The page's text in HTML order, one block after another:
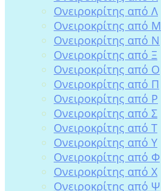
Ονειροκρίτης από Λ
Ονειροκρίτης από Μ
Ονειροκρίτης από Ν
Ονειροκρίτης από Ξ
Ονειροκρίτης από Ο
Ονειροκρίτης από Π
Ονειροκρίτης από Ρ
Ονειροκρίτης από Σ
Ονειροκρίτης από Τ
Ονειροκρίτης από Υ
Ονειροκρίτης από Φ
Ονειροκρίτης από Χ
Ονειροκρίτης από Ψ